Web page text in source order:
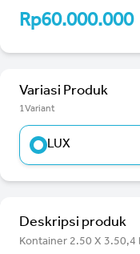
Rp60.000.000
Variasi Produk
1Variant
LUX
Deskripsi produk
Kontainer 2.50 X